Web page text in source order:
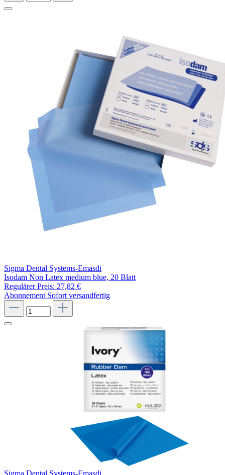
Sigma Dental Systems-Emasdi
Isodam Non Latex medium blue, 20 Blatt
Regulärer Preis: 27,82 €
Abonnement Sofort versandfertig